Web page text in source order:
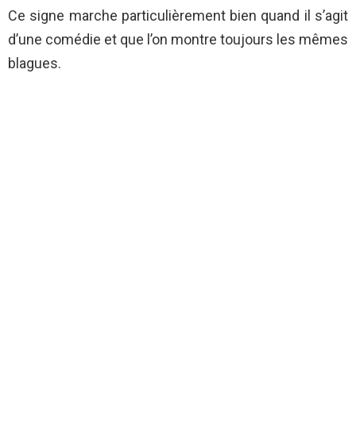
Ce signe marche particulièrement bien quand il s’agit
d’une comédie et que l’on montre toujours les mêmes
blagues.